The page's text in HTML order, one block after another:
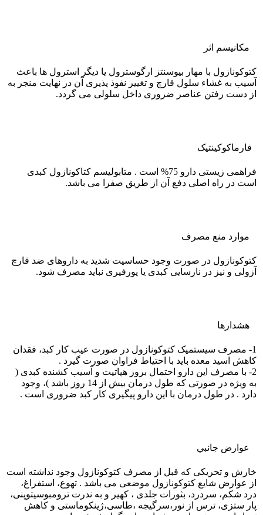
مکانیسم اثر
کتوکونازول با مهار بیوسنتز ارگوسترول یا دیگر استرول ها باعث
آسیب به غشاء سلول قارچ و تغییر نفوذ پذیری آن در نهایت منجر به
از دست رفتن عناصر ضروری داخل سلولی می گردد.
فارماکوکينتيک
فراهمی زیستی دارو 75% است . متابولیسم کتاکونازول کبدی
است در راه اصلی دفع آن از طریق صفرا می باشد.
موارد منع مصرف
کتوکونازول در صورت وجود حساسیت شدید به داروهای ضد قارچ
آزولی و نیز در نارسایی کبدی یا پورفیری نباید مصرف شود.
هشدارها
1- مصرف سیستمیک کتوکونازول در صورت عیب کار کبد، فقدان
کاهش اسید معده باید با احتیاط فراوان صورت گیرد .
2- با مصرف این دارو احتمال بروز هپاتیت و آسیب کشنده کبدی (
به ویژه در صورتی که طول درمان بیش از 14 روز باشد )، وجود
دارد . در طول درمان با این دارو پیگیری کار کبد ضروری است .
عوارض جانبي
خارش و تحریکی که قبل از مصرف کتوکونازول وجود نداشته است
از عوارض شایع کتوکونازول موضعی می باشد . تهوع، استفراغ،
درد شکم، سردرد، بثورات جلدی ، کهیر و به ندرت ترومبوسیتوپنی،
پار ستزی، ترس از نور،سرگیجه ،طاسی،ژینکوماستی و کاهش